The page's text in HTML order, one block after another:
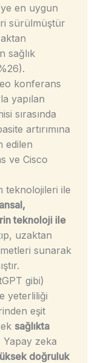
en uygun
sürülmüştür
sağlık
konferans
yapılan
sırasında
artırımına
edilen
ve Cisco
teknolojileri ile
teknoloji ile
uzaktan
sunarak
gibi)
yeterliliği
eşit
sağlıkta
Yapay zeka
doğruluk